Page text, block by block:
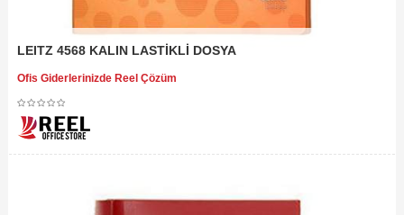
LEITZ 4568 KALIN LASTİKLİ DOSYA
Ofis Giderlerinizde Reel Çözüm